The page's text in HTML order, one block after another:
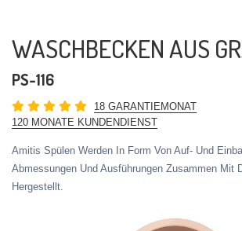
WASCHBECKEN AUS
PS-116
18 GARANTIEMONAT
120 MONATE KUNDENDIENST
Amitis Spülen Werden In Form Von Auf- Und
Abmessungen Und Ausführungen Zusammen Mit
Hergestellt.